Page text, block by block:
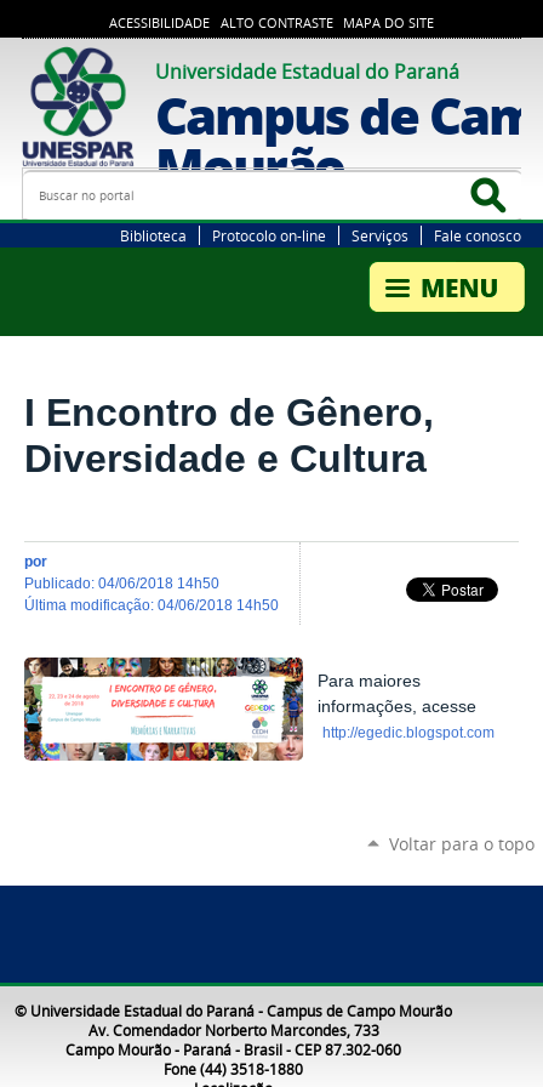
ACESSIBILIDADE ALTO CONTRASTE MAPA DO SITE
Universidade Estadual do Paraná
Campus de
Mourão
Busca
Biblioteca Protocolo on-line Serviços Fale conosco
I Encontro de Gênero,
Diversidade e Cultura
por
publicado: 04/06/2018 14h50
última modificação: 04/06/2018 14h50
Para maiores
informações, acesse
http://egedic.blogspot.com
Voltar para o topo
© Universidade Estadual do Paraná - Campus de Campo Mourão
Av. Comendador Norberto Marcondes, 733
Campo Mourão - Paraná - Brasil - CEP 87.302-060
Fone (44) 3518-1880